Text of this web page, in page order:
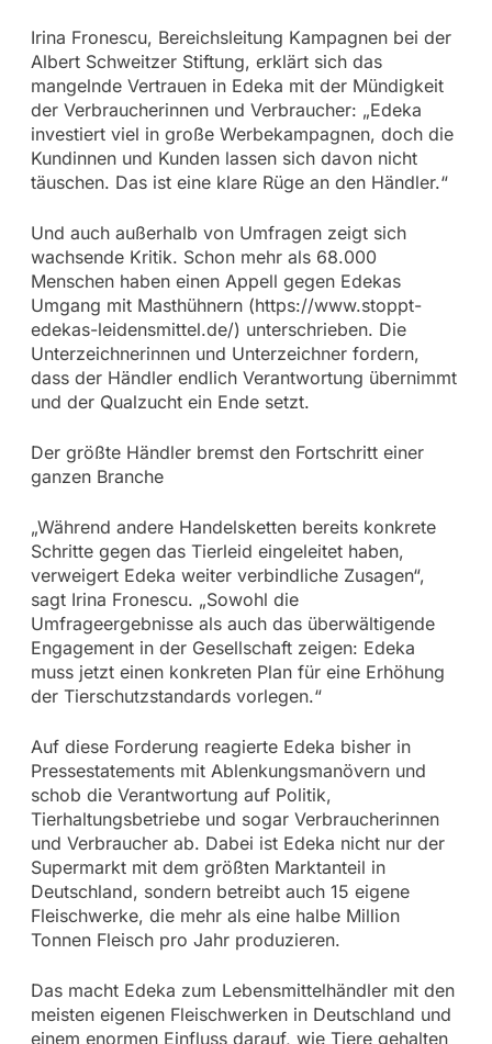
Irina Fronescu, Bereichsleitung Kampagnen bei der
Albert Schweitzer Stiftung, erklärt sich das
mangelnde Vertrauen in Edeka mit der Mündigkeit
der Verbraucherinnen und Verbraucher: „Edeka
investiert viel in große Werbekampagnen, doch die
Kundinnen und Kunden lassen sich davon nicht
täuschen. Das ist eine klare Rüge an den Händler.“
Und auch außerhalb von Umfragen zeigt sich
wachsende Kritik. Schon mehr als 68.000
Menschen haben einen Appell gegen Edekas
Umgang mit Masthühnern (https://www.stoppt-
edekas-leidensmittel.de/) unterschrieben. Die
Unterzeichnerinnen und Unterzeichner fordern,
dass der Händler endlich Verantwortung übernimmt
und der Qualzucht ein Ende setzt.
Der größte Händler bremst den Fortschritt einer
ganzen Branche
„Während andere Handelsketten bereits konkrete
Schritte gegen das Tierleid eingeleitet haben,
verweigert Edeka weiter verbindliche Zusagen“,
sagt Irina Fronescu. „Sowohl die
Umfrageergebnisse als auch das überwältigende
Engagement in der Gesellschaft zeigen: Edeka
muss jetzt einen konkreten Plan für eine Erhöhung
der Tierschutzstandards vorlegen.“
Auf diese Forderung reagierte Edeka bisher in
Pressestatements mit Ablenkungsmanövern und
schob die Verantwortung auf Politik,
Tierhaltungsbetriebe und sogar Verbraucherinnen
und Verbraucher ab. Dabei ist Edeka nicht nur der
Supermarkt mit dem größten Marktanteil in
Deutschland, sondern betreibt auch 15 eigene
Fleischwerke, die mehr als eine halbe Million
Tonnen Fleisch pro Jahr produzieren.
Das macht Edeka zum Lebensmittelhändler mit den
meisten eigenen Fleischwerken in Deutschland und
einem enormen Einfluss darauf, wie Tiere gehalten